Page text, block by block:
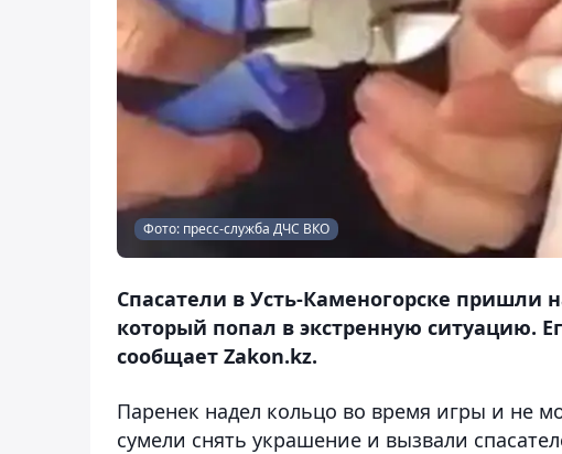
Фото: пресс-служба ДЧС ВКО
Спасатели в Усть-Каменогорске
который попал в экстренную ситуацию.
сообщает Zakon.kz.
Паренек надел кольцо во время игры и не
сумели снять украшение и вызвали